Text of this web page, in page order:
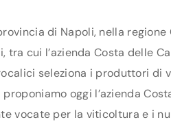
di Napoli, nella
cui l’azienda Costa delle
seleziona i produttori
oggi l’azienda
vocate per la viticoltura e i